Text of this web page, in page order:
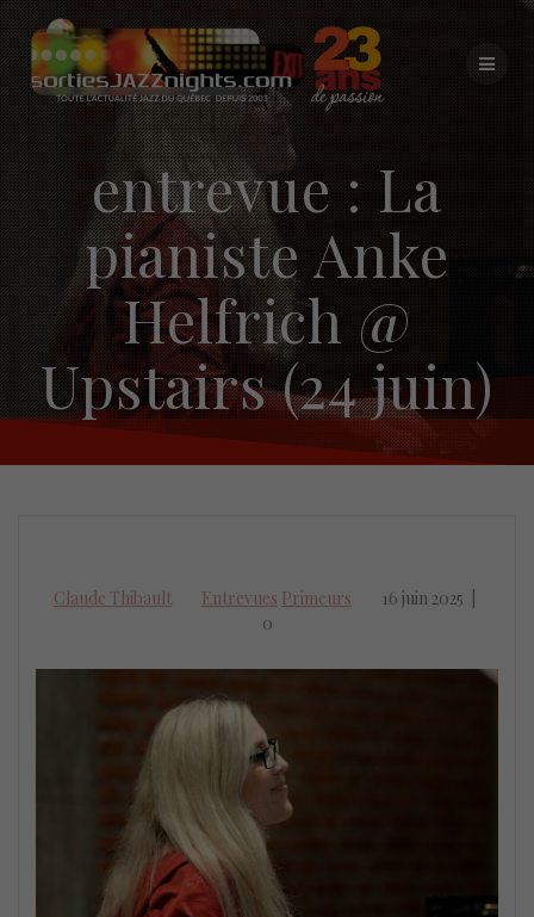
Skip
to
content
entrevue : La
pianiste Anke
Helfrich @
Upstairs (24 juin)
Claude Thibault Entrevues Primeurs 16 juin 2025
0